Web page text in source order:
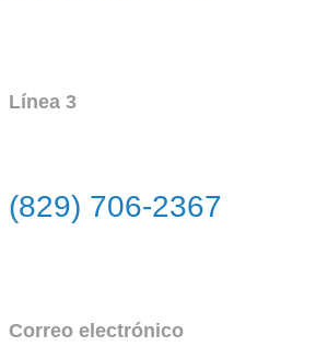
Línea 3
(829) 706-2367
Correo electrónico